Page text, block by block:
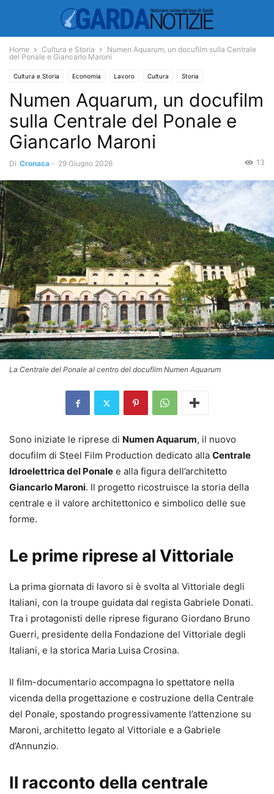
Home Cultura e Storia
Numen Aquarum, un docufilm sulla Centrale
del Ponale e Giancarlo Maroni
Cultura e Storia Economia Lavoro Cultura Storia
Numen Aquarum, un docufilm
sulla Centrale del Ponale e
Giancarlo Maroni
Di Cronaca - 29 Giugno 2026 13
La Centrale del Ponale al centro del docufilm Numen Aquarum
Sono iniziate le riprese di Numen Aquarum, il nuovo
docufilm di Steel Film Production dedicato alla Centrale
Idroelettrica del Ponale e alla figura dell’architetto
Giancarlo Maroni. Il progetto ricostruisce la storia della
centrale e il valore architettonico e simbolico delle sue
forme.
Le prime riprese al Vittoriale
La prima giornata di lavoro si è svolta al Vittoriale degli
Italiani, con la troupe guidata dal regista Gabriele Donati.
Tra i protagonisti delle riprese figurano Giordano Bruno
Guerri, presidente della Fondazione del Vittoriale degli
Italiani, e la storica Maria Luisa Crosina.
Il film-documentario accompagna lo spettatore nella
vicenda della progettazione e costruzione della Centrale
del Ponale, spostando progressivamente l’attenzione su
Maroni, architetto legato al Vittoriale e a Gabriele
d’Annunzio.
Il racconto della centrale